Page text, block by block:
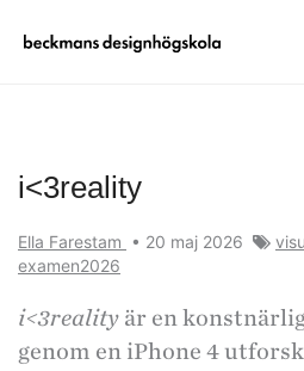
i<3reality
Ella Farestam • 20 maj 2026
examen2026
i<3reality är en
genom en iPhone 4